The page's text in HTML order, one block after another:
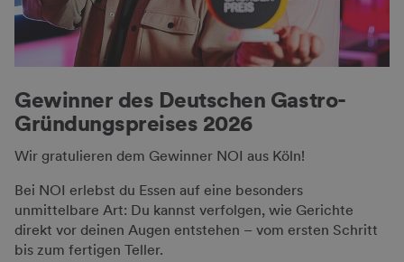
Gewinner des Deutschen Gastro-
Gründungspreises 2026
Wir gratulieren dem Gewinner NOI aus Köln!
Bei NOI erlebst du Essen auf eine besonders
unmittelbare Art: Du kannst verfolgen, wie Gerichte
direkt vor deinen Augen entstehen – vom ersten Schritt
bis zum fertigen Teller.